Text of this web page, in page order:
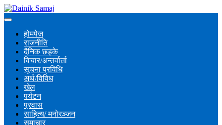
होमपेज
राजनीति
दैनिक छड्के
विचार/अन्तर्वार्ता
सूचना प्रविधि
अर्थ/विविध
खेल
पर्यटन
प्रवास
साहित्य/ मनोरञ्जन
समाचार